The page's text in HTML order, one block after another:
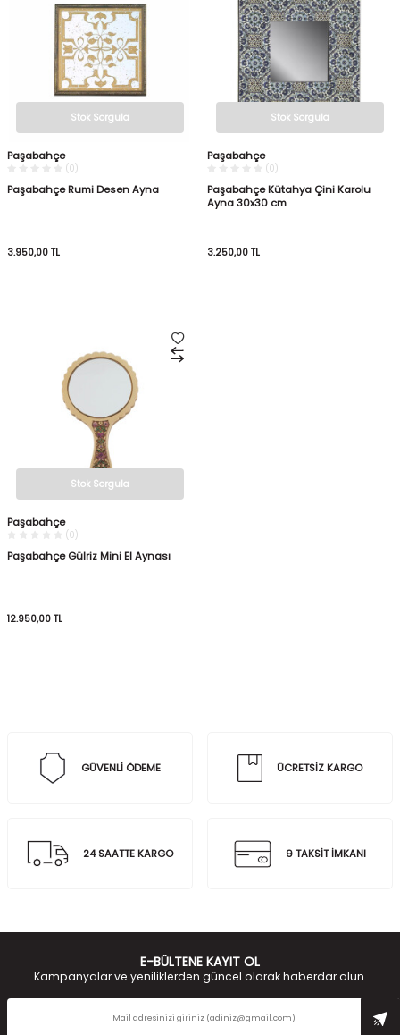
Stok Sorgula
Paşabahçe
(0)
Paşabahçe Rumi Desen Ayna
3.950,00 TL
Stok Sorgula
Paşabahçe
(0)
Paşabahçe Kütahya Çini Karolu
Ayna 30x30 cm
3.250,00 TL
Stok Sorgula
Paşabahçe
(0)
Paşabahçe Gülriz Mini El Aynası
12.950,00 TL
GÜVENLİ ÖDEME ÜCRETSİZ KARGO
24 SAATTE KARGO 9 TAKSİT İMKANI
E-BÜLTENE KAYIT OL
Kampanyalar ve yeniliklerden güncel olarak haberdar olun.